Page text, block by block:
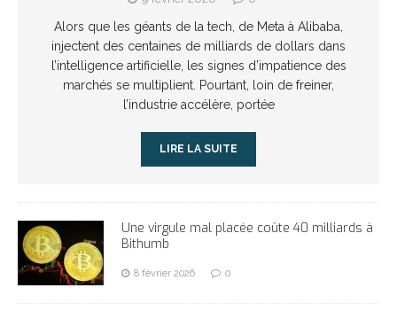
Alors que les géants de la tech, de Meta à Alibaba,
injectent des centaines de milliards de dollars dans
l’intelligence artificielle, les signes d’impatience des
marchés se multiplient. Pourtant, loin de freiner,
l’industrie accélère, portée
LIRE LA SUITE
Une virgule mal placée coûte 40 milliards à
Bithumb
8 février 2026 0